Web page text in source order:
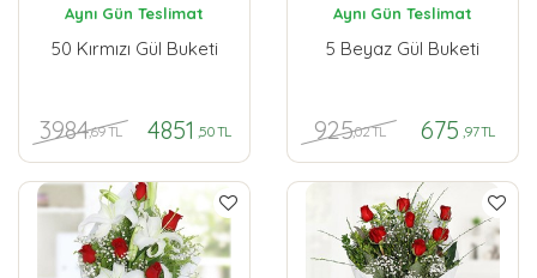
Aynı Gün Teslimat
50 Kırmızı Gül Buketi
3984,69 TL 4851 ,50 TL
Aynı Gün Teslimat
5 Beyaz Gül Buketi
925,02 TL 675 ,97 TL